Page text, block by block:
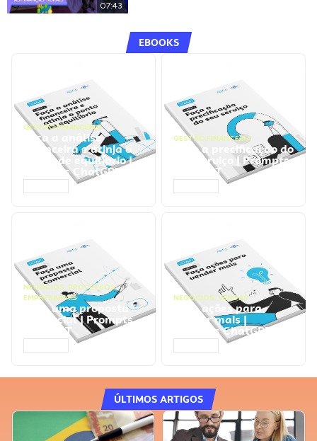
07:43
EBOOKS
GESTÃO FINANCEIRA
Faça a análise
financeira e atinja o
ponto de equilíbrio |
Prompts ChatGPT
GESTÃO FINANCEIRA
Faça a precificação do
seu serviço | Prompts
ChatGPT
NEGÓCIOS, PROCESSOS
EMPRESARIAIS
Faça uma proposta
comercial | Prompts
ChatGPT
NEGÓCIOS, VENDAS
Faça ações para
vender mais |
Prompts ChatGPT
ÚLTIMOS ARTIGOS